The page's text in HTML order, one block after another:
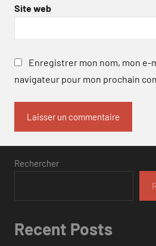
Site web
Enregistrer mon nom, mon e-
navigateur pour mon prochain
Rechercher
Recent Posts